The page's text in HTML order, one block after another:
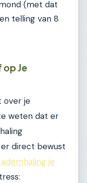
(met dat
telling van 8
op Je
over je
weten dat er
direct bewust
je